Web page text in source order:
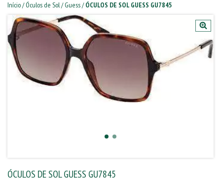
Início/ Óculos de Sol/ Guess/ ÓCULOS DE SOL GUESS GU7845
ÓCULOS DE SOL GUESS GU7845